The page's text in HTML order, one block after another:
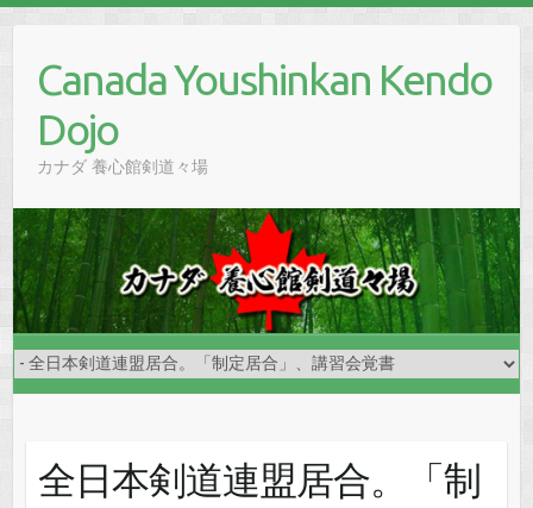
contentCanada Youshinkan Kendo
Dojo
カナダ 養心館剣道々場
全日本剣道連盟居合。「制